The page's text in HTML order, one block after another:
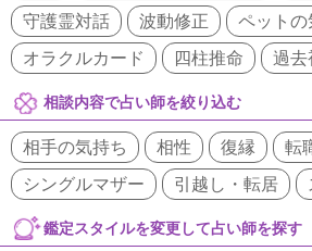
守護霊対話
波動修正 ペットの
オラクルカード
四柱推命 過去
相談内容で占い師を絞り込む
相手の気持ち 相性 復縁
転
シングルマザー
引越し・転居
鑑定スタイルを変更して占い師を探す